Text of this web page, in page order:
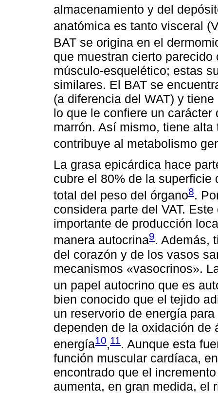
almacenamiento y del
anatómica es tanto visceral
BAT se origina en el
que muestran cierto
músculo-esquelético; estas
similares. El BAT se
(a diferencia del WAT) y
lo que le confiere un
marrón. Así mismo, tiene
contribuye al metabolismo
La grasa epicárdica hace
cubre el 80% de la superficie
total del peso del órgano8.
considera parte del VAT.
importante de producción
manera autocrina9. Además,
del corazón y de los vasos
mecanismos «vasocrinos».
un papel autocrino que es
bien conocido que el tejido
un reservorio de energía
dependen de la oxidación de
energía10,11. Aunque esta
función muscular cardíaca,
encontrado que el
aumenta, en gran medida, el